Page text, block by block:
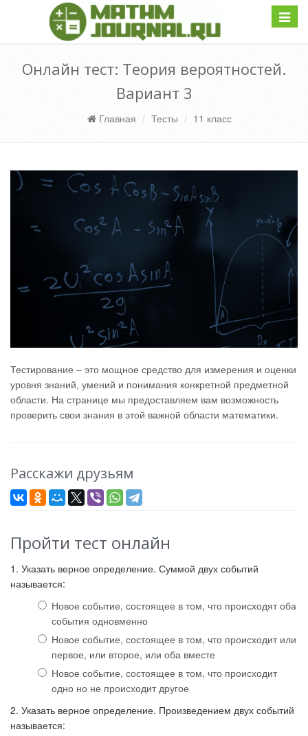
Онлайн тест: Теория вероятностей.
Вариант 3
Главная Тесты 11 класс
Тестирование – это мощное средство для измерения и оценки
уровня знаний, умений и понимания конкретной предметной
области. На странице мы предоставляем вам возможность
проверить свои знания в этой важной области математики.
Расскажи друзьям
Пройти тест онлайн
1. Указать верное определение. Суммой двух событий
называется:
Новое событие, состоящее в том, что происходят оба
события одновменно
Новое событие, состоящее в том, что происходит или
первое, или второе, или оба вместе
Новое событие, состоящее в том, что происходит
одно но не происходит другое
2. Указать верное определение. Произведением двух событий
называется: